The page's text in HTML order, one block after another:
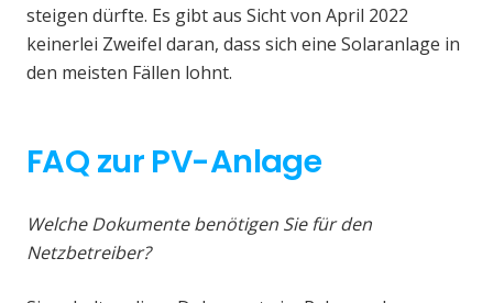
steigen dürfte. Es gibt aus Sicht von April 2022
keinerlei Zweifel daran, dass sich eine Solaranlage in
den meisten Fällen lohnt.
FAQ zur PV-Anlage
Welche Dokumente benötigen Sie für den
Netzbetreiber?